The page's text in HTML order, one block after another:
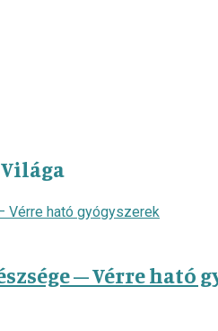
– Vérre ható